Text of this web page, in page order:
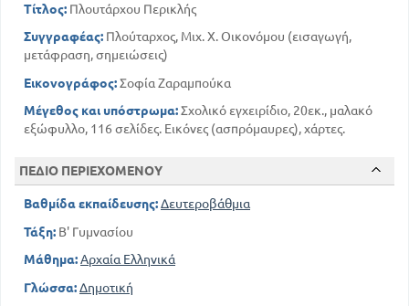
Τίτλος: Πλουτάρχου Περικλής
Συγγραφέας: Πλούταρχος, Μιχ. Χ. Οικονόμου (εισαγωγή,
μετάφραση, σημειώσεις)
Εικονογράφος:Σοφία Ζαραμπούκα
Μέγεθος και υπόστρωμα:Σχολικό εγχειρίδιο, 20εκ., μαλακό
εξώφυλλο, 116 σελίδες. Εικόνες (ασπρόμαυρες), χάρτες.
ΠΕΔΙΟ ΠΕΡΙΕΧΟΜΕΝΟΥ
Βαθμίδα εκπαίδευσης:Δευτεροβάθμια
Τάξη: Β' Γυμνασίου
Μάθημα:Αρχαία Ελληνικά
Γλώσσα:Δημοτική